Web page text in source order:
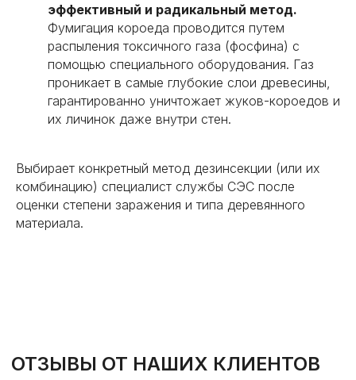
эффективный и радикальный метод.
Фумигация короеда проводится путем
распыления токсичного газа (фосфина) с
помощью специального оборудования. Газ
проникает в самые глубокие слои древесины,
гарантированно уничтожает жуков-короедов и
их личинок даже внутри стен.
Выбирает конкретный метод дезинсекции (или их
комбинацию) специалист службы СЭС после
оценки степени заражения и типа деревянного
материала.